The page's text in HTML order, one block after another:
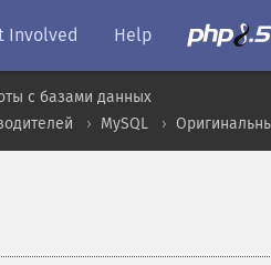
Involved Help
с базами данных
MySQL